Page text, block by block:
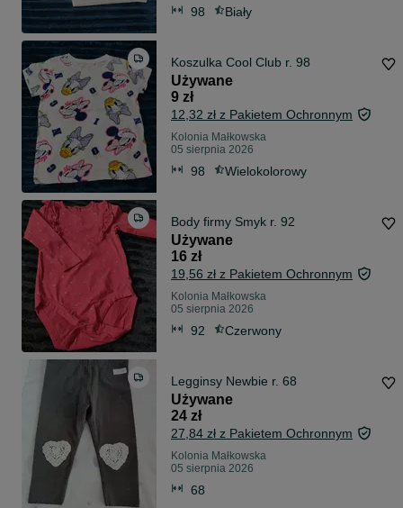
98 Biały
Koszulka Cool Club r. 98
Używane
9 zł
12,32 zł z Pakietem Ochronnym
Kolonia Małkowska
05 sierpnia 2026
98 Wielokolorowy
Body firmy Smyk r. 92
Używane
16 zł
19,56 zł z Pakietem Ochronnym
Kolonia Małkowska
05 sierpnia 2026
92 Czerwony
Legginsy Newbie r. 68
Używane
24 zł
27,84 zł z Pakietem Ochronnym
Kolonia Małkowska
05 sierpnia 2026
68